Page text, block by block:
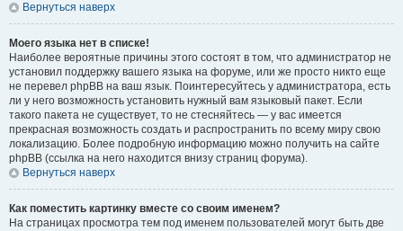
Вернуться наверх
Моего языка нет в списке!
Наиболее вероятные причины этого состоят в том, что администратор не
установил поддержку вашего языка на форуме, или же просто никто еще
не перевел phpBB на ваш язык. Поинтересуйтесь у администратора, есть
ли у него возможность установить нужный вам языковый пакет. Если
такого пакета не существует, то не стесняйтесь — у вас имеется
прекрасная возможность создать и распространить по всему миру свою
локализацию. Более подробную информацию можно получить на сайте
phpBB (ссылка на него находится внизу страниц форума).
Вернуться наверх
Как поместить картинку вместе со своим именем?
На страницах просмотра тем под именем пользователей могут быть две